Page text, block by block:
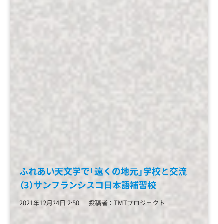
ふれあい天文学で「遠くの地元」学校と交流
（3）サンフランシスコ⽇本語補習校
2021年12月24日 2:50 │ 投稿者：TMTプロジェクト